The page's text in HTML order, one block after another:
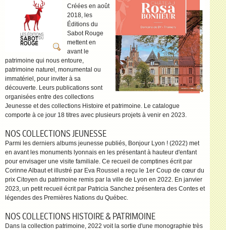
Créées en août
2018, les
Éditions du
Sabot Rouge
mettent en
avant le
patrimoine qui nous entoure,
patrimoine naturel, monumental ou
immatériel, pour inviter à sa
découverte. Leurs publications sont
organisées entre des collections
Jeunesse et des collections Histoire et patrimoine. Le catalogue
comporte à ce jour 18 titres avec plusieurs projets à venir en 2023.
NOS COLLECTIONS JEUNESSE
Parmi les derniers albums jeunesse publiés, Bonjour Lyon ! (2022) met
en avant les monuments lyonnais en les présentant à hauteur d'enfant
pour envisager une visite familiale. Ce recueil de comptines écrit par
Corinne Albaut et illustré par Eva Roussel a reçu le 1er Coup de cœur du
prix Citoyen du patrimoine remis par la ville de Lyon en 2022. En janvier
2023, un petit recueil écrit par Patricia Sanchez présentera des Contes et
légendes des Premières Nations du Québec.
NOS COLLECTIONS HISTOIRE & PATRIMOINE
Dans la collection patrimoine, 2022 voit la sortie d'une monographie très